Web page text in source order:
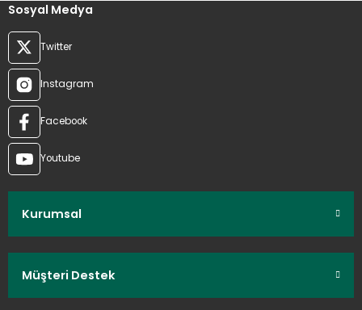
Sosyal Medya
Twitter
Instagram
Facebook
Youtube
Kurumsal
Müşteri Destek